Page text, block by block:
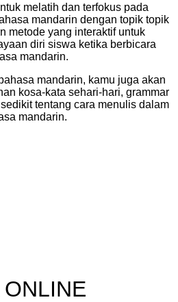
melatih dan terfokus pada
mandarin dengan topik topik
metode yang interaktif untuk
diri siswa ketika berbicara
mandarin.
mandarin, kamu juga akan
kosa-kata sehari-hari, grammar
tentang cara menulis dalam
mandarin.